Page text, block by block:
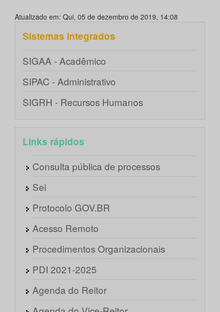
Atualizado em: Qui, 05 de dezembro de 2019, 14:08
Sistemas integrados
SIGAA - Acadêmico
SIPAC - Administrativo
SIGRH - Recursos Humanos
Links rápidos
Consulta pública de processos
Sei
Protocolo GOV.BR
Acesso Remoto
Procedimentos Organizacionais
PDI 2021-2025
Agenda do Reitor